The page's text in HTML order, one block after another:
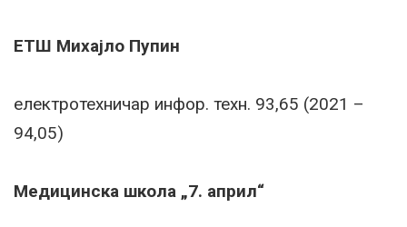
ЕТШ Михајло Пупин
електротехничар инфор. техн. 93,65 (2021 –
94,05)
Медицинска школа „7. април“